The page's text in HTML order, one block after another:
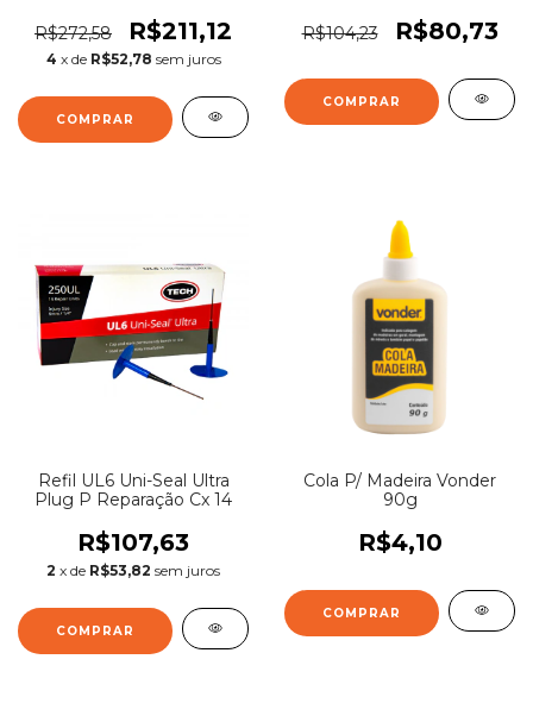
R$272,58 R$211,12
4 x de R$52,78 sem juros
R$104,23 R$80,73
Refil UL6 Uni-Seal Ultra
Plug P Reparação Cx 14
R$107,63
2 x de R$53,82 sem juros
Cola P/ Madeira Vonder
90g
R$4,10